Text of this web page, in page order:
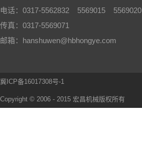
电话：0317-5562832 5569015 5569020
传真：0317-5569071
邮箱：hanshuwen@hbhongye.com
冀ICP备16017308号-1
Copyright © 2006 - 2015 宏昌机械版权所有